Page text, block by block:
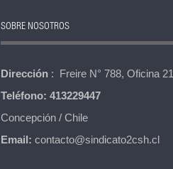
SOBRE NOSOTROS
Dirección : Freire N° 788, Oficina 21
Teléfono: 413229447
Concepción / Chile
Email: contacto@sindicato2csh.cl